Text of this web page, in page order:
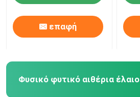
επαφή
Φυσικό φυτικό αιθέρια έλαιο